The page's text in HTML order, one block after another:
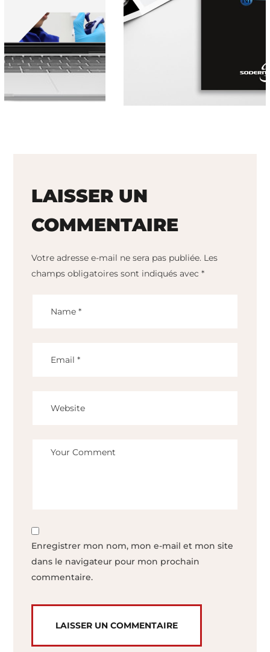
LAISSER UN
COMMENTAIRE
Votre adresse e-mail ne sera pas publiée. Les
champs obligatoires sont indiqués avec*
Enregistrer mon nom, mon e-mail et mon site
dans le navigateur pour mon prochain
commentaire.